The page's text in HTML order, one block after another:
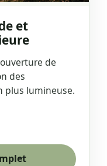
et
de
des
plus lumineuse.